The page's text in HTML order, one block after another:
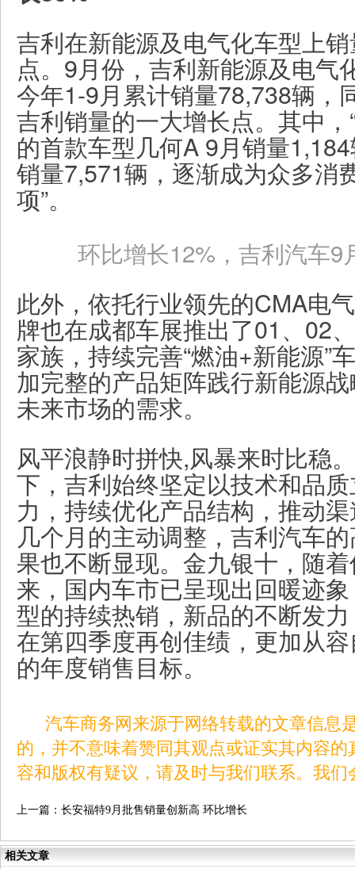
吉利在新能源及电气化车型上
点。9月份，吉利新能源及电气
今年1-9月累计销量78,738辆，
吉利销量的一大增长点。其中，
的首款车型几何A 9月销量
销量7,571辆，逐渐成为众多消
项”。
环比增长12%，吉利汽车9
此外，依托行业领先的CMA电
牌也在成都车展推出了01、02
家族，持续完善“燃油+新能源”
加完整的产品矩阵践行新能源
未来市场的需求。
风平浪静时拼快,风暴来时比稳
下，吉利始终坚定以技术和品
力，持续优化产品结构，推动
几个月的主动调整，吉利汽车
果也不断显现。金九银十，随
来，国内车市已呈现出回暖迹
型的持续热销，新品的不断发
在第四季度再创佳绩，更加从
的年度销售目标。
汽车商务网来源于网络转载的文章信息
的，并不意味着赞同其观点或证实其内容
容和版权有疑议，请及时与我们联系。我
上一篇： 长安福特9月批售销量创新高 环比增长
相关文章